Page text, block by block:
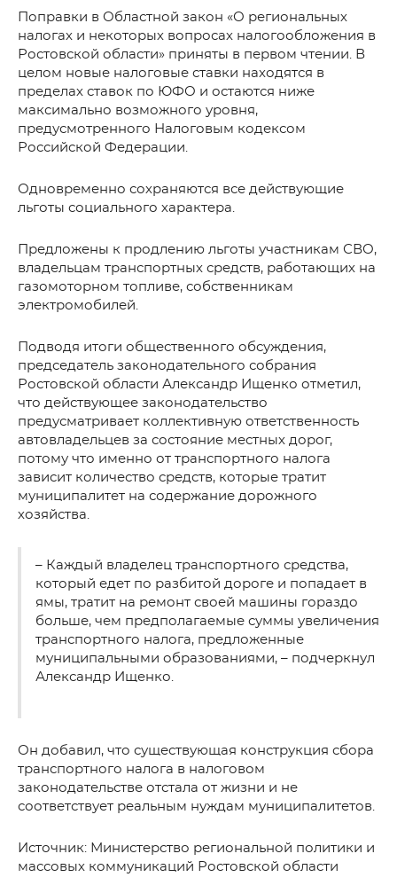
Поправки в Областной закон «О региональных
налогах и некоторых вопросах налогообложения в
Ростовской области» приняты в первом чтении. В
целом новые налоговые ставки находятся в
пределах ставок по ЮФО и остаются ниже
максимально возможного уровня,
предусмотренного Налоговым кодексом
Российской Федерации.
Одновременно сохраняются все действующие
льготы социального характера.
Предложены к продлению льготы участникам СВО,
владельцам транспортных средств, работающих на
газомоторном топливе, собственникам
электромобилей.
Подводя итоги общественного обсуждения,
председатель законодательного собрания
Ростовской области Александр Ищенко отметил,
что действующее законодательство
предусматривает коллективную ответственность
автовладельцев за состояние местных дорог,
потому что именно от транспортного налога
зависит количество средств, которые тратит
муниципалитет на содержание дорожного
хозяйства.
– Каждый владелец транспортного средства,
который едет по разбитой дороге и попадает в
ямы, тратит на ремонт своей машины гораздо
больше, чем предполагаемые суммы увеличения
транспортного налога, предложенные
муниципальными образованиями, – подчеркнул
Александр Ищенко.
Он добавил, что существующая конструкция сбора
транспортного налога в налоговом
законодательстве отстала от жизни и не
соответствует реальным нуждам муниципалитетов.
Источник: Министерство региональной политики и
массовых коммуникаций Ростовской области